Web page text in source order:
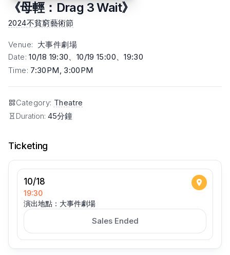
《母輕：Drag 3 Wait》
2024不貧窮藝術節
Venue: 大事件劇場
Date:10/18 19:30、10/19 15:00、19:30
Time: 7:30PM, 3:00PM
Category: Theatre
Duration: 45分鐘
Ticketing
10/18
19:30
演出地點：大事件劇場
Sales Ended